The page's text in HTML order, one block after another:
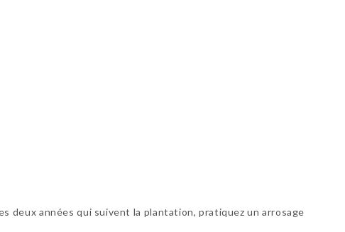
deux années qui suivent la plantation, pratiquez un arrosage